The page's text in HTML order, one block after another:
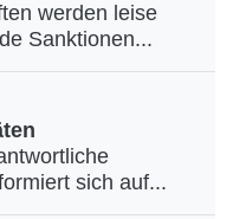
werden leise
Sanktionen...
sich auf...